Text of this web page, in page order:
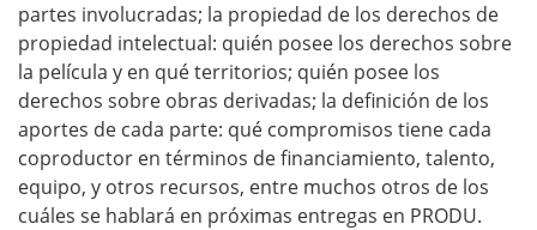
partes involucradas; la propiedad de los derechos de
propiedad intelectual: quién posee los derechos sobre
la película y en qué territorios; quién posee los
derechos sobre obras derivadas; la definición de los
aportes de cada parte: qué compromisos tiene cada
coproductor en términos de financiamiento, talento,
equipo, y otros recursos, entre muchos otros de los
cuáles se hablará en próximas entregas en PRODU.